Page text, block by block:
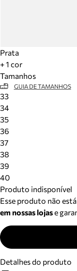
Prata
+ 1 cor
Tamanhos
GUIA DE TAMANHOS
33
34
35
36
37
38
39
40
Produto indisponível
Esse produto não
em nossas lojase
Detalhes do produto